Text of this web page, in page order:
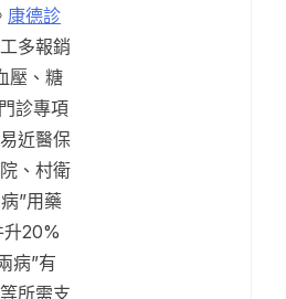
康德診
多報銷
壓、糖
診專項
近醫保
、村衛
”用藥
20%
病”有
所需支